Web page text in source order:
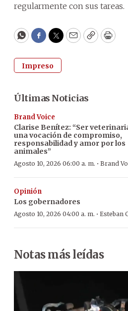
regularmente con sus tareas.
WhatsApp
Facebook
Twitter
EmailCopyPrint
Impreso
Últimas Noticias
Brand Voice
Clarise Benítez: “Ser
una vocación de compromiso,
responsabilidad y amor por los
animales”
Agosto 10, 2026 06:00 a. m. · Brand
Opinión
Los gobernadores
Agosto 10, 2026 04:00 a. m. · Esteban
Notas más leídas